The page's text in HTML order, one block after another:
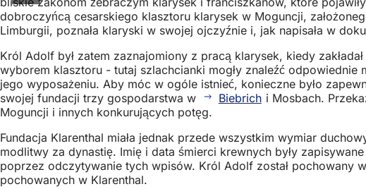
dobroczyńcą cesarskiego klasztoru klarysek w Moguncji,
Limburgii, poznała klaryski w swojej ojczyźnie i, jak napisała w
Król Adolf był zatem zaznajomiony z pracą klarysek, kiedy
wyborem klasztoru - tutaj szlachcianki mogły znaleźć
jego wyposażeniu. Aby móc w ogóle istnieć, konieczne było
swojej fundacji trzy gospodarstwa w
Biebrich i Mosbach.
Moguncji i innych konkurujących potęg.
Fundacja Klarenthal miała jednak przede wszystkim wymiar
modlitwy za dynastię. Imię i data śmierci krewnych były
poprzez odczytywanie tych wpisów. Król Adolf został pochowany
pochowanych w Klarenthal.